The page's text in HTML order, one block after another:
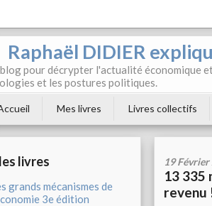
Raphaël DIDIER
pour décrypter l'actualité économique
et les postures politiques.
Mes livres Livres collectifs
livres
grands mécanismes de
3e édition
19 Février
13 335
revenu